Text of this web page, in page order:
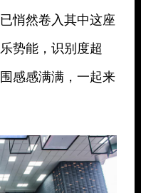
悄然卷入其中这座
势能，识别度超
感感满满，一起来